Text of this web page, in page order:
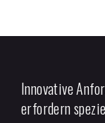
Innovative
erfordern